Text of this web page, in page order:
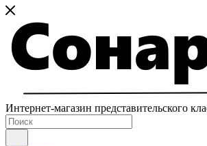
Интернет-магазин представительского